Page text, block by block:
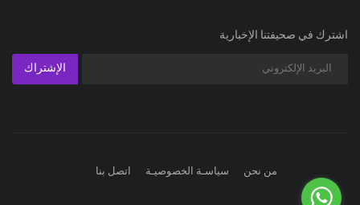
اشترك في صحيفتنا الإخبارية
الإشتراك
من نحن سياسـة الخصوصيـة اتصل بنا